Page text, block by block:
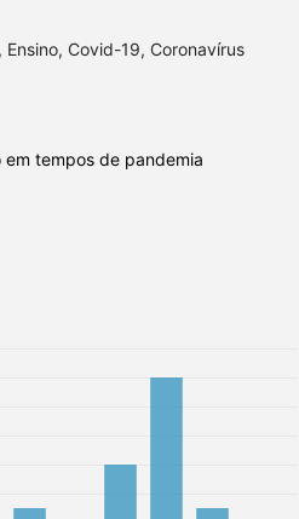
Ensino, Covid-19, Coronavírus
tempos de pandemia